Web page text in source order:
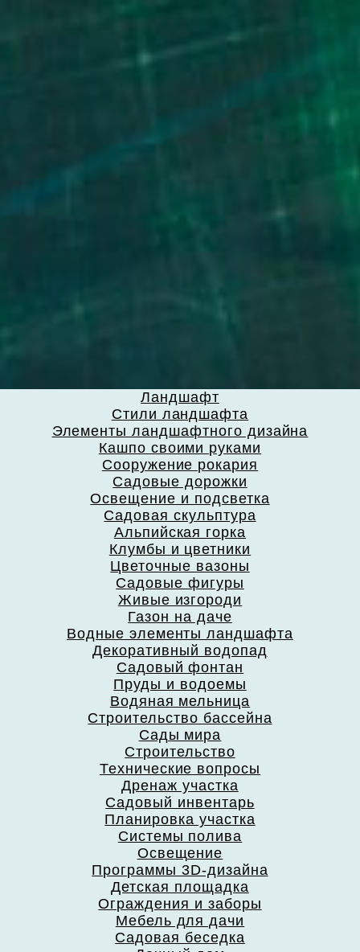
Ландшафт
Стили ландшафта
Элементы ландшафтного дизайна
Кашпо своими руками
Сооружение рокария
Садовые дорожки
Освещение и подсветка
Садовая скульптура
Альпийская горка
Клумбы и цветники
Цветочные вазоны
Садовые фигуры
Живые изгороди
Газон на даче
Водные элементы ландшафта
Декоративный водопад
Садовый фонтан
Пруды и водоемы
Водяная мельница
Строительство бассейна
Сады мира
Строительство
Технические вопросы
Дренаж участка
Садовый инвентарь
Планировка участка
Системы полива
Освещение
Программы 3D-дизайна
Детская площадка
Ограждения и заборы
Мебель для дачи
Садовая беседка